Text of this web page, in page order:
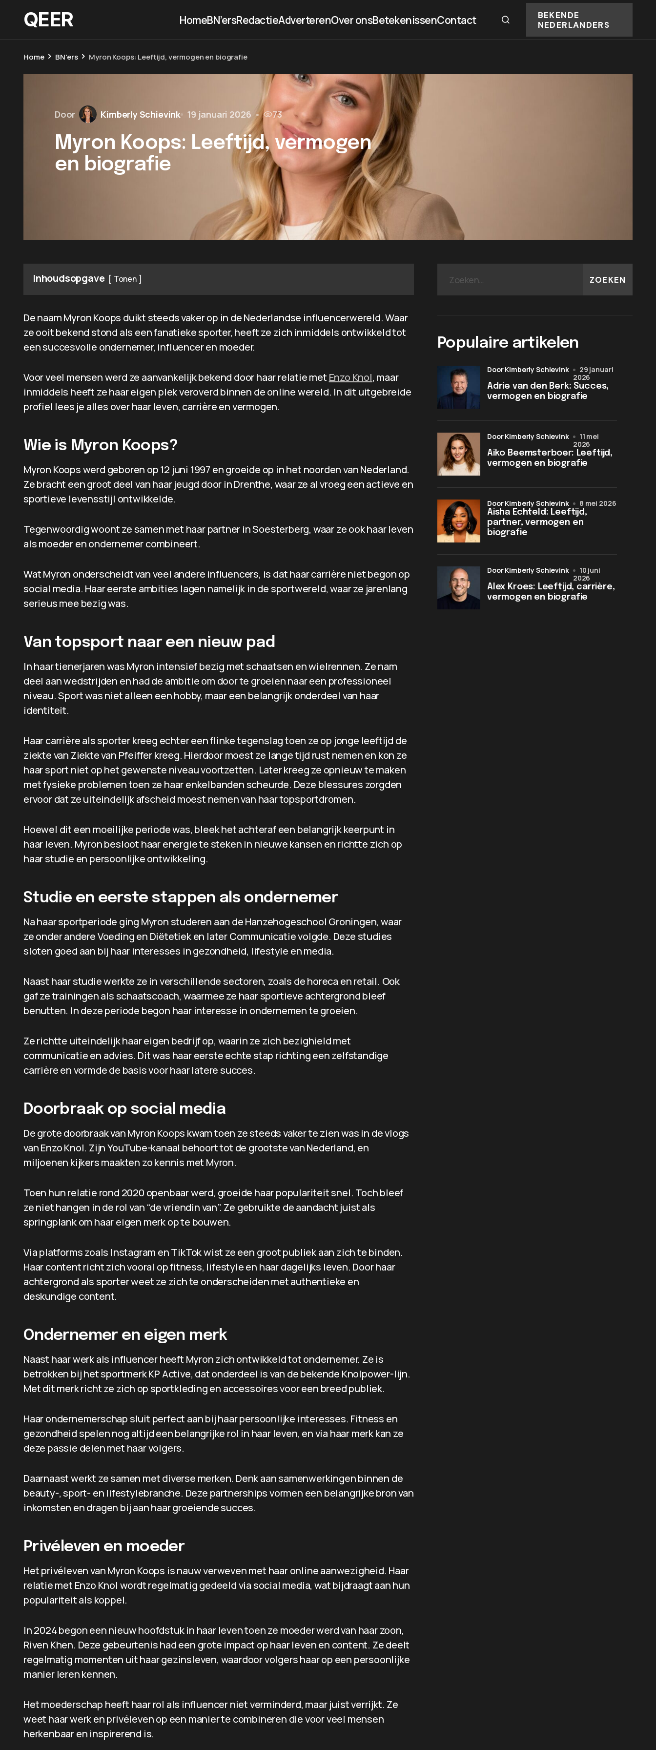
QEER HomeBN’ersRedactieAdverterenOver onsBetekenissenContact
BEKENDE
NEDERLANDERS
Home BN'ers Myron Koops: Leeftijd, vermogen en biografie
Door Kimberly Schievink 19 januari 2026 • 73
Myron Koops: Leeftijd, vermogen
en biografie
Inhoudsopgave Tonen
De naam Myron Koops duikt steeds vaker op in de Nederlandse influencerwereld. Waar
ze ooit bekend stond als een fanatieke sporter, heeft ze zich inmiddels ontwikkeld tot
een succesvolle ondernemer, influencer en moeder.
Voor veel mensen werd ze aanvankelijk bekend door haar relatie met Enzo Knol, maar
inmiddels heeft ze haar eigen plek veroverd binnen de online wereld. In dit uitgebreide
profiel lees je alles over haar leven, carrière en vermogen.
Wie is Myron Koops?
Myron Koops werd geboren op 12 juni 1997 en groeide op in het noorden van Nederland.
Ze bracht een groot deel van haar jeugd door in Drenthe, waar ze al vroeg een actieve en
sportieve levensstijl ontwikkelde.
Tegenwoordig woont ze samen met haar partner in Soesterberg, waar ze ook haar leven
als moeder en ondernemer combineert.
Wat Myron onderscheidt van veel andere influencers, is dat haar carrière niet begon op
social media. Haar eerste ambities lagen namelijk in de sportwereld, waar ze jarenlang
serieus mee bezig was.
Van topsport naar een nieuw pad
In haar tienerjaren was Myron intensief bezig met schaatsen en wielrennen. Ze nam
deel aan wedstrijden en had de ambitie om door te groeien naar een professioneel
niveau. Sport was niet alleen een hobby, maar een belangrijk onderdeel van haar
identiteit.
Haar carrière als sporter kreeg echter een flinke tegenslag toen ze op jonge leeftijd de
ziekte van Ziekte van Pfeiffer kreeg. Hierdoor moest ze lange tijd rust nemen en kon ze
haar sport niet op het gewenste niveau voortzetten. Later kreeg ze opnieuw te maken
met fysieke problemen toen ze haar enkelbanden scheurde. Deze blessures zorgden
ervoor dat ze uiteindelijk afscheid moest nemen van haar topsportdromen.
Hoewel dit een moeilijke periode was, bleek het achteraf een belangrijk keerpunt in
haar leven. Myron besloot haar energie te steken in nieuwe kansen en richtte zich op
haar studie en persoonlijke ontwikkeling.
Studie en eerste stappen als ondernemer
Na haar sportperiode ging Myron studeren aan de Hanzehogeschool Groningen, waar
ze onder andere Voeding en Diëtetiek en later Communicatie volgde. Deze studies
sloten goed aan bij haar interesses in gezondheid, lifestyle en media.
Naast haar studie werkte ze in verschillende sectoren, zoals de horeca en retail. Ook
gaf ze trainingen als schaatscoach, waarmee ze haar sportieve achtergrond bleef
benutten. In deze periode begon haar interesse in ondernemen te groeien.
Ze richtte uiteindelijk haar eigen bedrijf op, waarin ze zich bezighield met
communicatie en advies. Dit was haar eerste echte stap richting een zelfstandige
carrière en vormde de basis voor haar latere succes.
Doorbraak op social media
De grote doorbraak van Myron Koops kwam toen ze steeds vaker te zien was in de vlogs
van Enzo Knol. Zijn YouTube-kanaal behoort tot de grootste van Nederland, en
miljoenen kijkers maakten zo kennis met Myron.
Toen hun relatie rond 2020 openbaar werd, groeide haar populariteit snel. Toch bleef
ze niet hangen in de rol van “de vriendin van”. Ze gebruikte de aandacht juist als
springplank om haar eigen merk op te bouwen.
Via platforms zoals Instagram en TikTok wist ze een groot publiek aan zich te binden.
Haar content richt zich vooral op fitness, lifestyle en haar dagelijks leven. Door haar
achtergrond als sporter weet ze zich te onderscheiden met authentieke en
deskundige content.
Ondernemer en eigen merk
Naast haar werk als influencer heeft Myron zich ontwikkeld tot ondernemer. Ze is
betrokken bij het sportmerk KP Active, dat onderdeel is van de bekende Knolpower-lijn.
Met dit merk richt ze zich op sportkleding en accessoires voor een breed publiek.
Haar ondernemerschap sluit perfect aan bij haar persoonlijke interesses. Fitness en
gezondheid spelen nog altijd een belangrijke rol in haar leven, en via haar merk kan ze
deze passie delen met haar volgers.
Daarnaast werkt ze samen met diverse merken. Denk aan samenwerkingen binnen de
beauty-, sport- en lifestylebranche. Deze partnerships vormen een belangrijke bron van
inkomsten en dragen bij aan haar groeiende succes.
Privéleven en moeder
Het privéleven van Myron Koops is nauw verweven met haar online aanwezigheid. Haar
relatie met Enzo Knol wordt regelmatig gedeeld via social media, wat bijdraagt aan hun
populariteit als koppel.
In 2024 begon een nieuw hoofdstuk in haar leven toen ze moeder werd van haar zoon,
Riven Khen. Deze gebeurtenis had een grote impact op haar leven en content. Ze deelt
regelmatig momenten uit haar gezinsleven, waardoor volgers haar op een persoonlijke
manier leren kennen.
Het moederschap heeft haar rol als influencer niet verminderd, maar juist verrijkt. Ze
weet haar werk en privéleven op een manier te combineren die voor veel mensen
herkenbaar en inspirerend is.
ZOEKEN
Populaire artikelen
Adrie van den Berk: Succes,
vermogen en biografie
door Kimberly Schievink
29 januari
2026
Aiko Beemsterboer: Leeftijd,
vermogen en biografie
door Kimberly Schievink
11 mei
2026
Aisha Echteld: Leeftijd,
partner, vermogen en
biografie
door Kimberly Schievink 8 mei 2026
Alex Kroes: Leeftijd, carrière,
vermogen en biografie
door Kimberly Schievink
10 juni
2026